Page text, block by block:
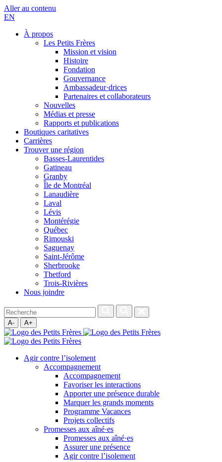
Aller au contenu
EN
À propos
Les Petits Frères
Mission et vision
Histoire
Fondation
Gouvernance
Ambassadeur·drices
Partenaires et collaborateurs
Nouvelles
Médias et presse
Rapports et publications
Boutiques caritatives
Carrières
Trouver une région
Basses-Laurentides
Gatineau
Granby
Île de Montréal
Lanaudière
Laval
Lévis
Montérégie
Québec
Rimouski
Saguenay
Saint-Jérôme
Sherbrooke
Thetford
Trois-Rivières
Nous joindre
A- A+
Agir contre l’isolement
Accompagnement
Accompagnement
Favoriser les interactions
Apporter une présence durable
Marquer les grands moments
Programme Vacances
Projets collectifs
Promesses aux aîné·es
Promesses aux aîné·es
Assurer une présence
Agir contre l’isolement